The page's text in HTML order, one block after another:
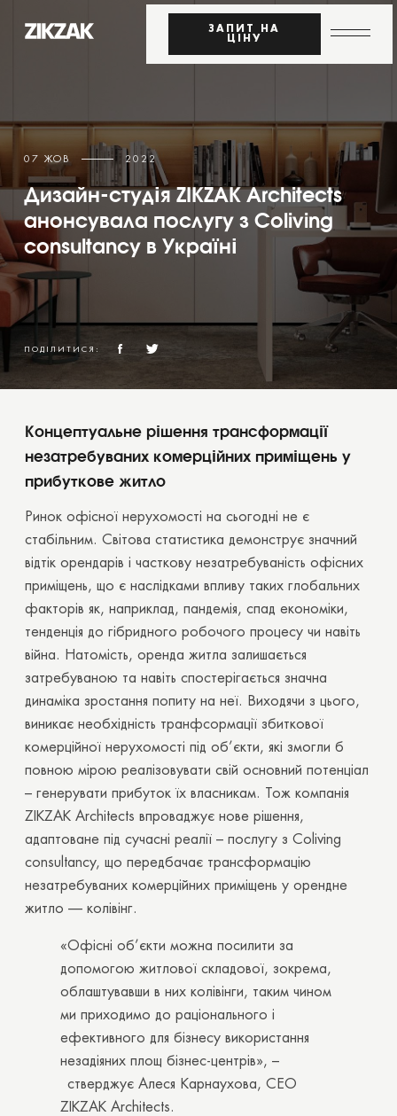
07 ЖОВ 2022
Дизайн-студія ZIKZAK Architects
анонсувала послугу з Coliving
consultancy в Україні
ПОДІЛИТИСЯ:
Концептуальне рішення трансформації
незатребуваних комерційних приміщень у
прибуткове житло
Ринок офісної нерухомості на сьогодні не є
стабільним. Світова статистика демонструє значний
відтік орендарів і часткову незатребуваність офісних
приміщень, що є наслідками впливу таких глобальних
факторів як, наприклад, пандемія, спад економіки,
тенденція до гібридного робочого процесу чи навіть
війна. Натомість, оренда житла залишається
затребуваною та навіть спостерігається значна
динаміка зростання попиту на неї. Виходячи з цього,
виникає необхідність транфсормації збиткової
комерційної нерухомості під об’єкти, які змогли б
повною мірою реалізовувати свій основний потенціал
– генерувати прибуток їх власникам. Тож компанія
ZIKZAK Architects впроваджує нове рішення,
адаптоване під сучасні реалії – послугу з Coliving
consultancy, що передбачає трансформацію
незатребуваних комерційних приміщень у орендне
житло — колівінг.
«Офісні об’єкти можна посилити за
допомогою житлової складової, зокрема,
облаштувавши в них колівінги, таким чином
ми приходимо до раціонального і
ефективного для бізнесу використання
незадіяних площ бізнес-центрів», –
стверджує Алеся Карнаухова, СЕО
ZIKZAK Architects.
ЗАПИТ НА
ЦІНУ